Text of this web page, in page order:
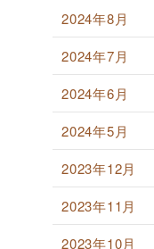
2024年8月
2024年7月
2024年6月
2024年5月
2023年12月
2023年11月
2023年10月